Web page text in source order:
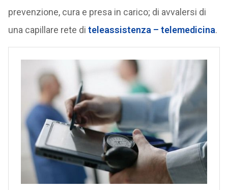
prevenzione, cura e presa in carico; di avvalersi di
una capillare rete di teleassistenza – telemedicina.